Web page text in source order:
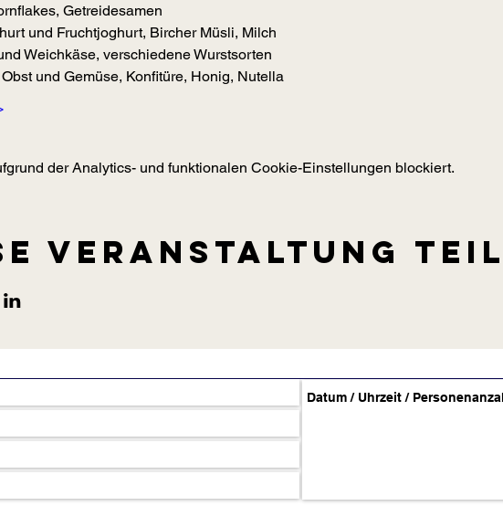
Getreidesamen
und Fruchtjoghurt, Bircher Müsli, Milch
Weichkäse, verschiedene Wurstsorten
und Gemüse, Konfitüre, Honig, Nutella
der Analytics- und funktionalen Cookie-Einstellungen blockiert.
Veranstaltung